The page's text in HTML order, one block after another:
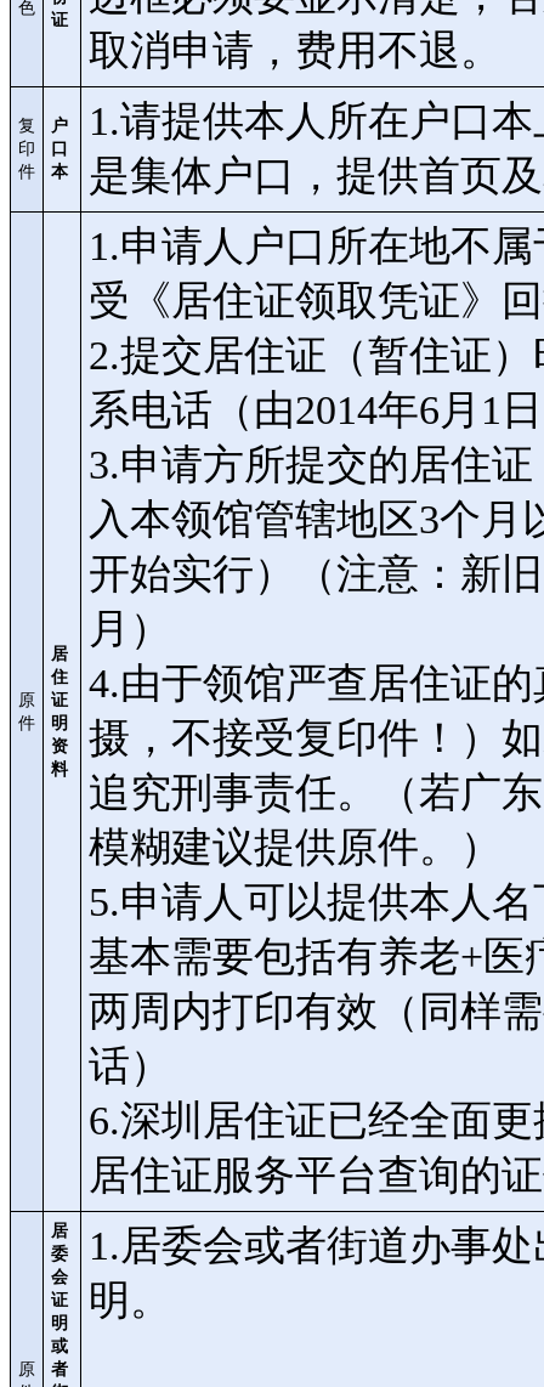
色
证
取消申请，费用不退。
复
印
件
户
口
本
1.请提供本人所在户口
是集体户口，提供首页
原
件
居
住
证
明
资
料
1.申请人户口所在地不
受《居住证领取凭证》
2.提交居住证（暂住证
系电话（由2014年6月1
3.申请方所提交的居住
入本领馆管辖地区3个月
开始实行）（注意：新
月）
4.由于领馆严查居住证
摄，不接受复印件！）
追究刑事责任。（若广
模糊建议提供原件。）
5.申请人可以提供本人
基本需要包括有养老+医
两周内打印有效（同样
话）
6.深圳居住证已经全面
居住证服务平台查询的
原
居
委
会
证
明
或
者
1.居委会或者街道办事
明。